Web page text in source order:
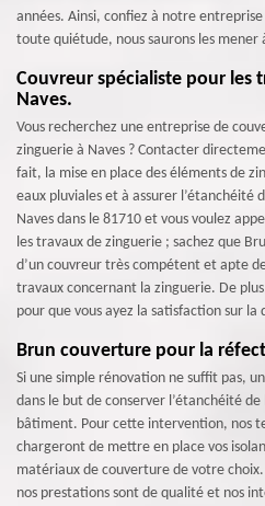
années. Ainsi, confiez à notre
toute quiétude, nous saurons les mener
Couvreur spécialiste pour les
Naves.
Vous recherchez une entreprise de
zinguerie à Naves ? Contacter
fait, la mise en place des éléments de
eaux pluviales et à assurer l’étanchéité
Naves dans le 81710 et vous voulez
les travaux de zinguerie ; sachez que
d’un couvreur très compétent et apte
travaux concernant la zinguerie. De
pour que vous ayez la satisfaction sur
Brun couverture pour la
Si une simple rénovation ne suffit pas,
dans le but de conserver l’étanchéité
bâtiment. Pour cette intervention, nos
chargeront de mettre en place vos
matériaux de couverture de votre
nos prestations sont de qualité et nos